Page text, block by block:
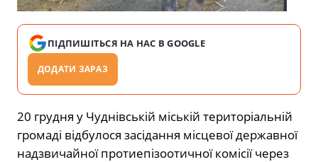
ПІДПИШІТЬСЯ НА НАС В GOOGLE
ДОДАТИ ЗАРАЗ
20 грудня у Чуднівській міській територіальній
громаді відбулося засідання місцевої державної
надзвичайної протиепізоотичної комісії через